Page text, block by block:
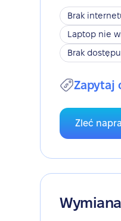
Brak
Laptop nie
Brak
Zapytaj
Zleć